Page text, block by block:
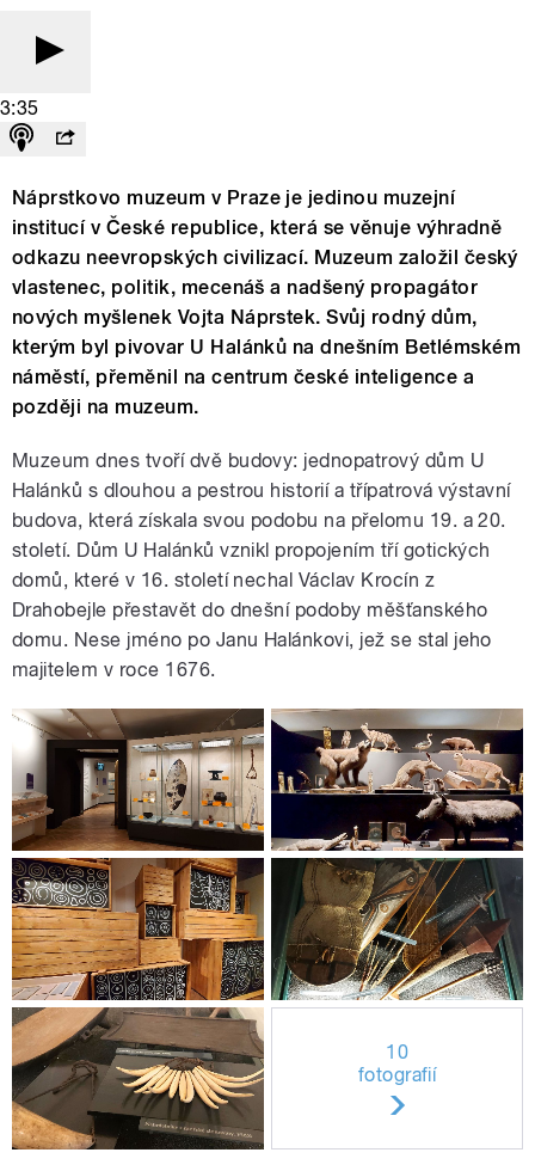
3:35
Náprstkovo muzeum v Praze je jedinou muzejní
institucí v České republice, která se věnuje výhradně
odkazu neevropských civilizací. Muzeum založil český
vlastenec, politik, mecenáš a nadšený propagátor
nových myšlenek Vojta Náprstek. Svůj rodný dům,
kterým byl pivovar U Halánků na dnešním Betlémském
náměstí, přeměnil na centrum české inteligence a
později na muzeum.
Muzeum dnes tvoří dvě budovy: jednopatrový dům U
Halánků s dlouhou a pestrou historií a třípatrová výstavní
budova, která získala svou podobu na přelomu 19. a 20.
století. Dům U Halánků vznikl propojením tří gotických
domů, které v 16. století nechal Václav Krocín z
Drahobejle přestavět do dnešní podoby měšťanského
domu. Nese jméno po Janu Halánkovi, jež se stal jeho
majitelem v roce 1676.
10
fotografií